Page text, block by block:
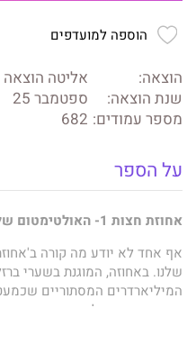
הוספה למועדפים
הוצאה:
אליטה הוצאה
שנת הוצאה:
ספטמבר 25
מספר עמודים: 682
על הספר
אחוזת חצות 1- האולטימטום שלו
אף אחד לא יודע מה קורה
שלנו. באחוזה, המוגנת בשערי
המיליארדרים המסתוריים
את השמועות עליהם כבר עשרות
כשאבא שלי מת, כל מה שהעניק